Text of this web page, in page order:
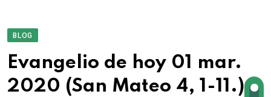
BLOG
Evangelio de hoy 01 mar.
2020 (San Mateo 4, 1-11.)